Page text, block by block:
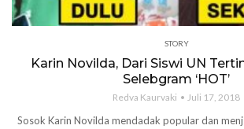
STORY
Karin Novilda, Dari Siswi UN
Selebgram ‘HOT’
Redva Kaurvaki Juli 17, 2018
Sosok Karin Novilda mendadak popular dan